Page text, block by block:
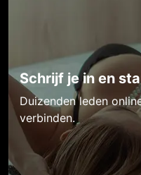
Schrijf je in en
Duizenden leden
verbinden.